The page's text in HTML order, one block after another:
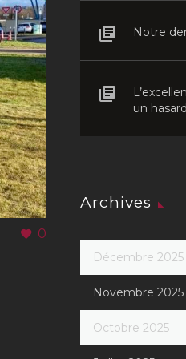
0
Notre
un hasard
Archives
Décembre 2025
Novembre 2025
Octobre 2025